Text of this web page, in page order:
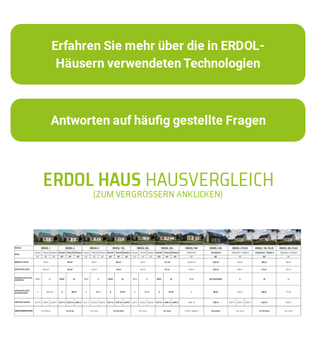
Erfahren Sie mehr über die in ERDOL-
Häusern verwendeten Technologien
Antworten auf häufig gestellte Fragen
ERDOL HAUS HAUSVERGLEICH
(ZUM VERGRÖSSERN ANKLICKEN)